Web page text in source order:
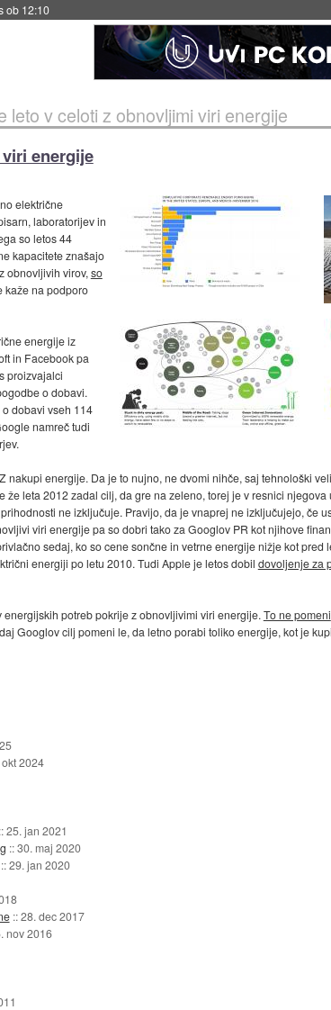
ob 11:37
leto v celoti z obnovljimi viri energije
energije
električne
laboratorijev in
so letos 44
kapacitete znašajo
obnovljivih virov, so
kaže na podporo
energije iz
in Facebook pa
proizvajalci
o dobavi.
dobavi vseh 114
namreč tudi
energije. Da je to nujno, ne dvomi nihče, saj tehnološki
leta 2012 zadal cilj, da gre na zeleno, torej je v resnici
ne izključuje. Pravijo, da je vnaprej ne izključujejo, če
viri energije pa so dobri tako za Googlov PR kot njihove
sedaj, ko so cene sončne in vetrne energije nižje kot pred
energiji po letu 2010. Tudi Apple je letos dobil dovoljenje za
potreb pokrije z obnovljivimi viri energije. To ne pomeni
Googlov cilj pomeni le, da letno porabi toliko energije, kot je
2024
::25. jan 2021
::30. maj 2020
::29. jan 2020
::28. dec 2017
nov 2016